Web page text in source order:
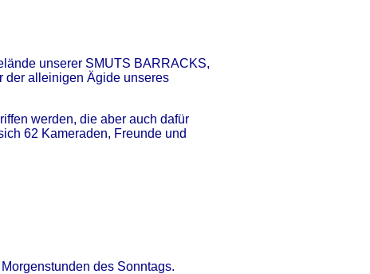
unserer SMUTS BARRACKS,
der alleinigen Ägide unseres
werden, die aber auch dafür
62 Kameraden, Freunde und
des Sonntags.